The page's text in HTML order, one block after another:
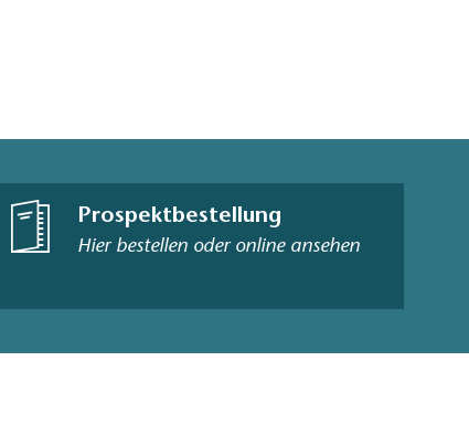
Prospektbestellung
Hier bestellen oder online ansehen